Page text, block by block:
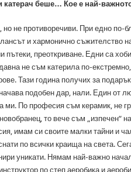
беше… Кое е най-
не противоречиви. При едно по-
и хармонично съжителство
пътеки, преоткриване. Едни са
не съм катерила по-
Тази година получих за
подобен дар, нали. Един от
ми. По професия съм керамик, не
то вече съм „изпечен“
имам си своите малки тайни и
по всички краища на света.
уникати. Нямам най-важно
по степ аеробика и